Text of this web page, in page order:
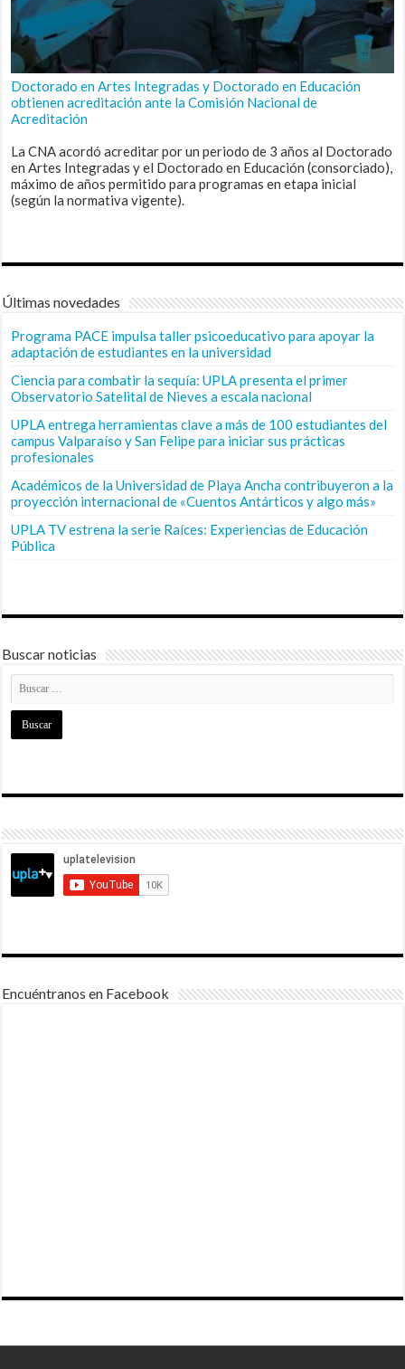
Doctorado en Artes Integradas y Doctorado en Educación
obtienen acreditación ante la Comisión Nacional de
Acreditación
La CNA acordó acreditar por un periodo de 3 años al Doctorado
en Artes Integradas y el Doctorado en Educación (consorciado),
máximo de años permitido para programas en etapa inicial
(según la normativa vigente).
Últimas novedades
Programa PACE impulsa taller psicoeducativo para apoyar la
adaptación de estudiantes en la universidad
Ciencia para combatir la sequía: UPLA presenta el primer
Observatorio Satelital de Nieves a escala nacional
UPLA entrega herramientas clave a más de 100 estudiantes del
campus Valparaíso y San Felipe para iniciar sus prácticas
profesionales
Académicos de la Universidad de Playa Ancha contribuyeron a la
proyección internacional de «Cuentos Antárticos y algo más»
UPLA TV estrena la serie Raíces: Experiencias de Educación
Pública
Buscar noticias
Encuéntranos en Facebook